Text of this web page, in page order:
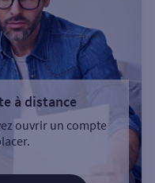
à distance
ouvrir un compte